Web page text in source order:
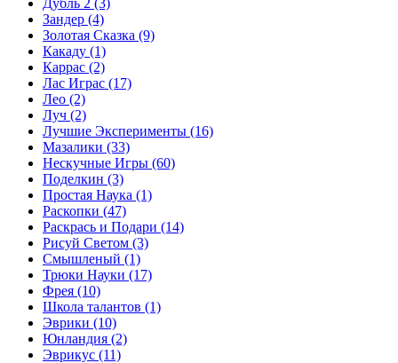
Дубль 2 (3)
Зандер (4)
Золотая Сказка (9)
Какаду (1)
Каррас (2)
Лас Играс (17)
Лео (2)
Луч (2)
Лучшие Эксперименты (16)
Мазалики (33)
Нескучные Игры (60)
Поделкин (3)
Простая Наука (1)
Раскопки (47)
Раскрась и Подари (14)
Рисуй Светом (3)
Смышленый (1)
Трюки Науки (17)
Фрея (10)
Школа талантов (1)
Эврики (10)
Юнландия (2)
Эврикус (11)